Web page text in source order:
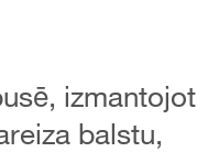
izmantojot
balstu,